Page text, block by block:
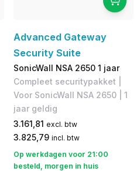
Advanced Gateway
Security Suite
SonicWall NSA 2650 1 jaar
Compleet securitypakket |
Voor SonicWall NSA 2650 | 1
jaar geldig
3.161,81 excl. btw
3.825,79 incl. btw
Op werkdagen voor 21:00
besteld, morgen in huis